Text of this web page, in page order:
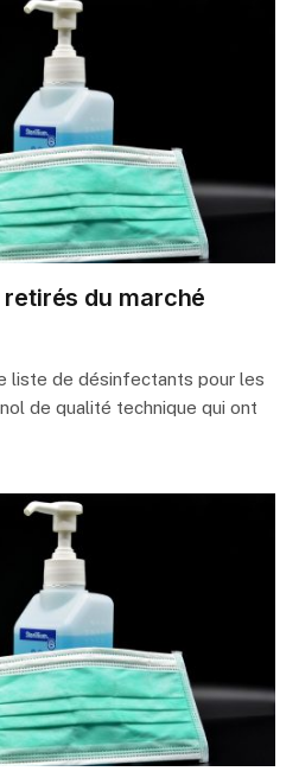
du marché
liste de désinfectants pour les
de qualité technique qui ont